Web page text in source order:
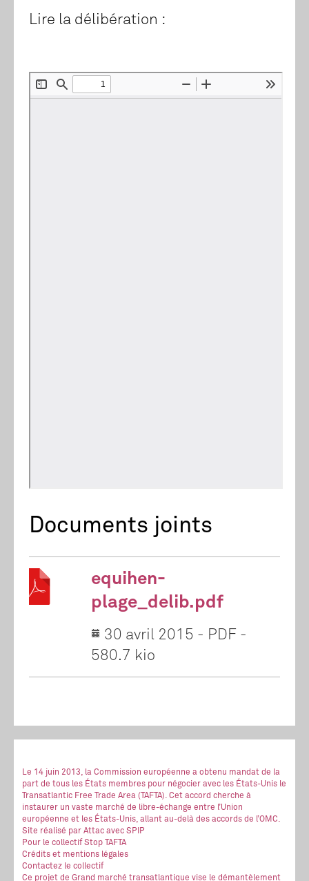
Lire la délibération :
Documents joints
equihen-
plage_delib.pdf
30 avril 2015 - PDF -
580.7 kio
Le 14 juin 2013, la Commission européenne a obtenu mandat de la
part de tous les États membres pour négocier avec les États-Unis le
Transatlantic Free Trade Area (TAFTA). Cet accord cherche à
instaurer un vaste marché de libre-échange entre l’Union
européenne et les États-Unis, allant au-delà des accords de l’OMC.
Site réalisé par Attac avec SPIP
Pour le collectif Stop TAFTA
Crédits et mentions légales
Contactez le collectif
Ce projet de Grand marché transatlantique vise le démantèlement